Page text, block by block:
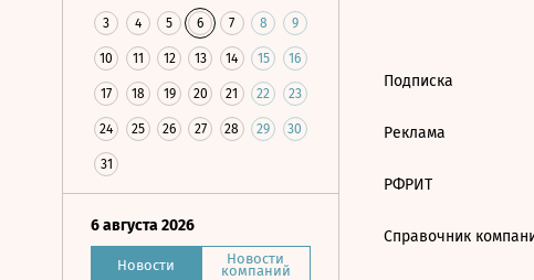
3 4 5 6 7 8 9
10 11 12 13 14 15 16
17 18 19 20 21 22 23
24 25 26 27 28 29 30
31
6 августа 2026
Новости Новости
компаний
Подписка
Реклама
РФРИТ
Справочник